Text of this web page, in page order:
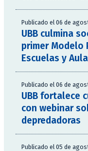
Publicado el 06 de
UBB culmina
primer Modelo
Escuelas y
Publicado el 06 de
UBB fortalece
con webinar
depredadoras
Publicado el 05 de